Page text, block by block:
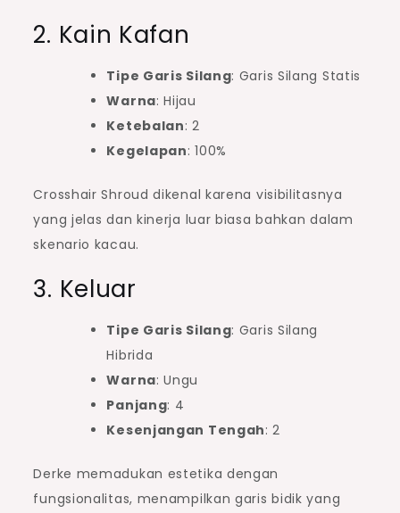
2. Kain Kafan
Tipe Garis Silang: Garis Silang Statis
Warna: Hijau
Ketebalan: 2
Kegelapan: 100%
Crosshair Shroud dikenal karena visibilitasnya
yang jelas dan kinerja luar biasa bahkan dalam
skenario kacau.
3. Keluar
Tipe Garis Silang: Garis Silang
Hibrida
Warna: Ungu
Panjang: 4
Kesenjangan Tengah: 2
Derke memadukan estetika dengan
fungsionalitas, menampilkan garis bidik yang